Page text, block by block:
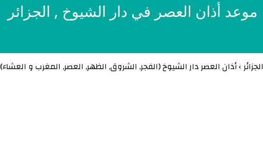
موعد أذان العصر في دار الشيوخ , الجزائر
الجزائر ›أذان العصر دار الشيوخ (الفجر, الشروق, الظهر, العصر, المغرب و العشاء)